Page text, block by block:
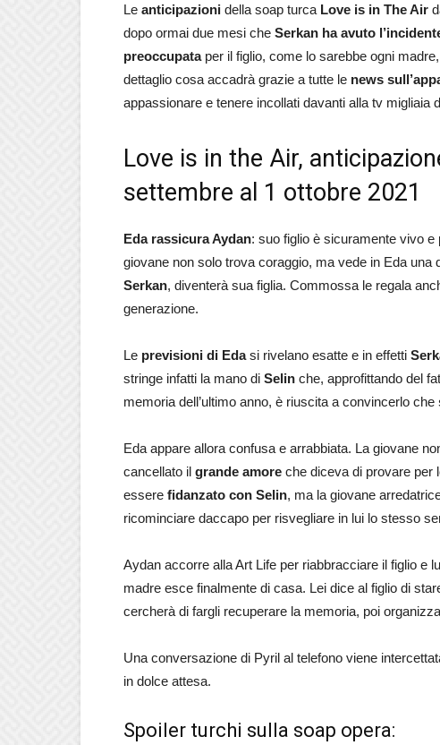
Le anticipazioni della soap turca Love is in The Air
dopo ormai due mesi che Serkan ha avuto
preoccupataper il figlio, come lo sarebbe ogni
dettaglio cosa accadrà grazie a tutte le news
appassionare e tenere incollati davanti alla tv migliaia
Love is in the Air,
settembre al 1 ottobre 2021
Eda rassicura Aydan: suo figlio è sicuramente vivo
giovane non solo trova coraggio, ma vede in Eda una
Serkan, diventerà sua figlia. Commossa le regala
generazione.
Le previsioni di Edasi rivelano esatte e in effetti
stringe infatti la mano di Selin che, approfittando del
memoria dell’ultimo anno, è riuscita a convincerlo che
Eda appare allora confusa e arrabbiata. La giovane
cancellato il grande amore che diceva di provare per
essere fidanzato con Selin, ma la giovane
ricominciare daccapo per risvegliare in lui lo stesso
Aydan accorre alla Art Life per riabbracciare il figlio e
madre esce finalmente di casa. Lei dice al figlio di
cercherà di fargli recuperare la memoria, poi
Una conversazione di Pyril al telefono viene
in dolce attesa.
Spoiler turchi sulla soap opera: